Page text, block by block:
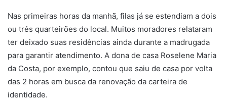
Nas primeiras horas da manhã, filas já se estendiam a dois
ou três quarteirões do local. Muitos moradores relataram
ter deixado suas residências ainda durante a madrugada
para garantir atendimento. A dona de casa Roselene Maria
da Costa, por exemplo, contou que saiu de casa por volta
das 2 horas em busca da renovação da carteira de
identidade.